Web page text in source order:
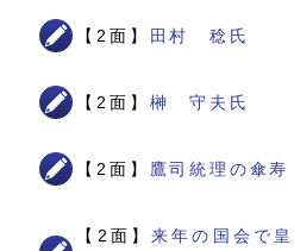
【2面】 田村 稔氏
【2面】 榊 守夫氏
【2面】 鷹司統理の傘
【2面】来年の国会で